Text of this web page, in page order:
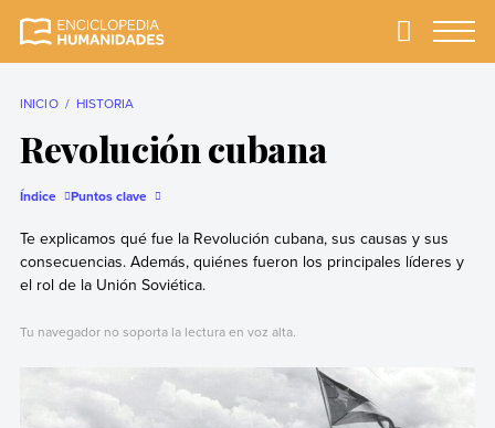
completa y más
Primary
INICIO HISTORIA
Revolución cubana
Índice Puntos clave
Te explicamos qué fue la Revolución cubana, sus causas y sus
consecuencias. Además, quiénes fueron los principales líderes y
el rol de la Unión Soviética.
Tu navegador no soporta la lectura en voz alta.